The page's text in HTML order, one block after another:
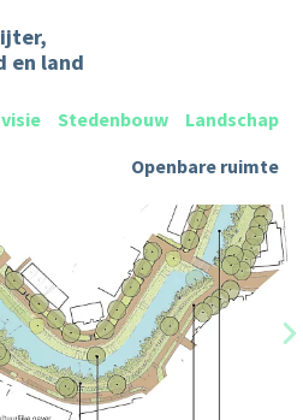
en land
Stedenbouw
Landschap
Openbare ruimte